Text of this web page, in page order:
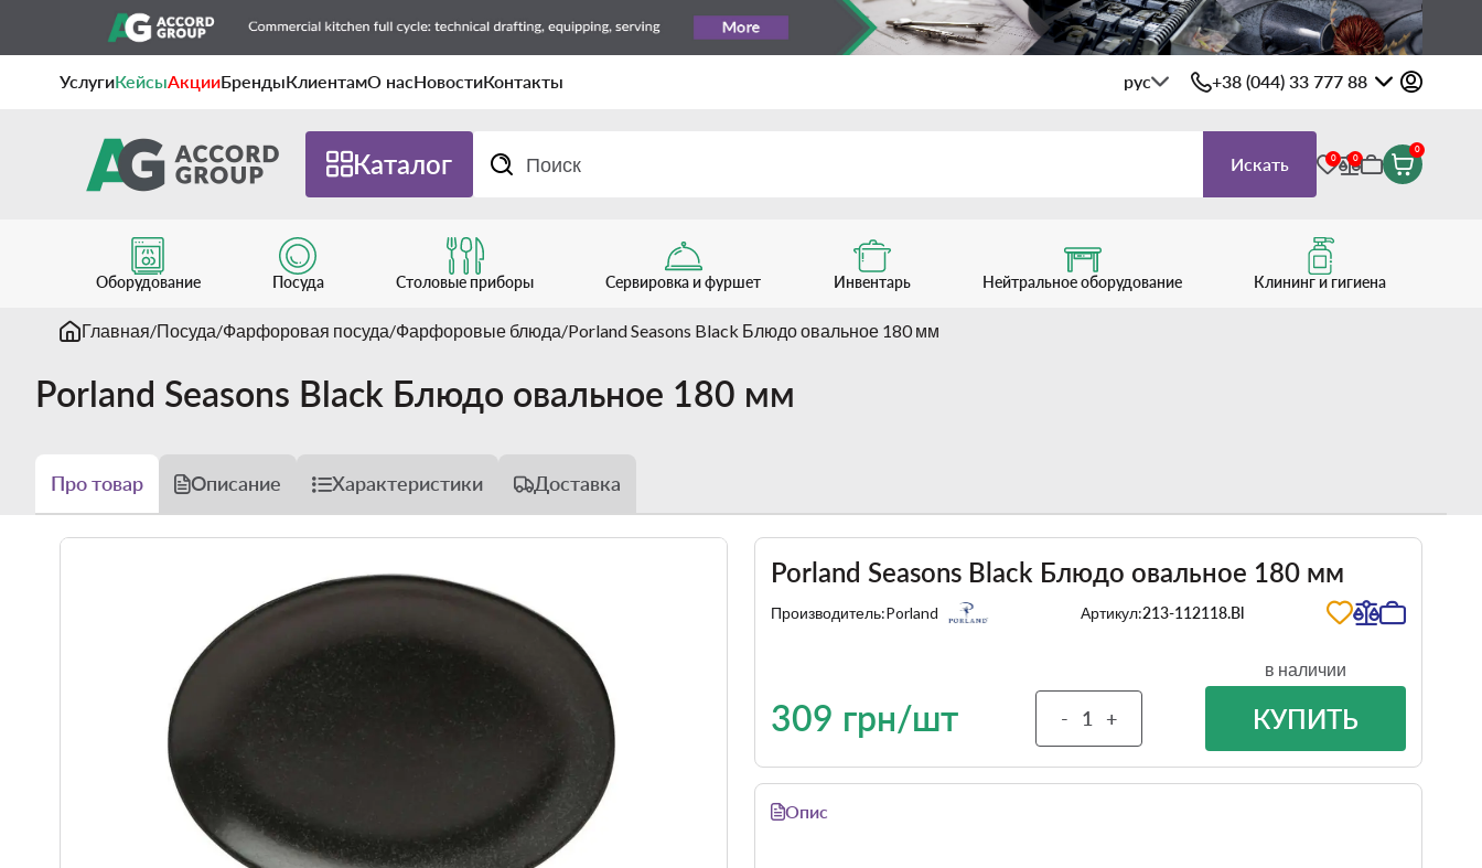
УслугиКейсыАкцииБрендыКлиентамО насНовостиКонтакты рус +38 (044) 33 777 88
Каталог Искать 0 0
0
Оборудование Посуда Столовые приборы Сервировка и фуршет Инвентарь Нейтральное оборудование Клининг и гигиена
Главная Посуда Фарфоровая посуда Фарфоровые блюда Porland Seasons Black Блюдо овальное 180 мм
Porland Seasons Black Блюдо овальное 180 мм
Про товар Описание Характеристики Доставка
Porland Seasons Black Блюдо овальное 180 мм
Производитель:Porland Артикул:213-112118.Bl
309 грн/шт - +
в наличии
КУПИТЬ
Опис